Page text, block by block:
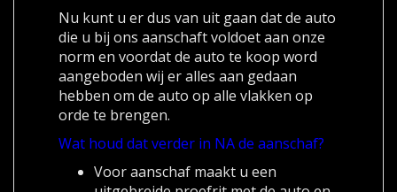
Nu kunt u er dus van uit gaan dat de auto
die u bij ons aanschaft voldoet aan onze
norm en voordat de auto te koop word
aangeboden wij er alles aan gedaan
hebben om de auto op alle vlakken op
orde te brengen.
Wat houd dat verder in NA de aanschaf?
Voor aanschaf maakt u een